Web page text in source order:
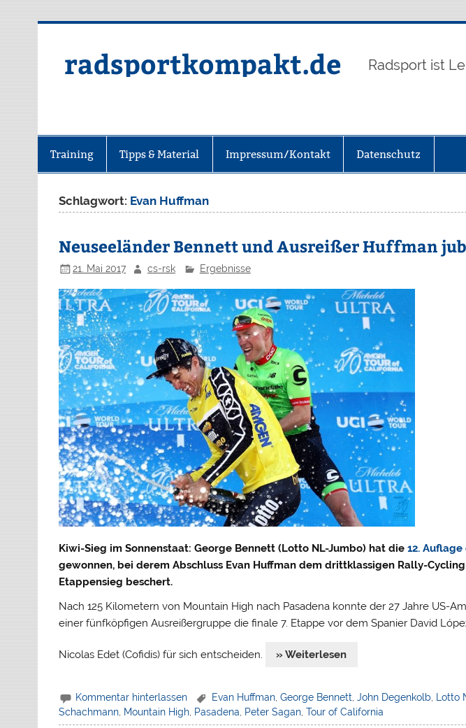
radsportkompakt.de Radsport ist
Training Tipps & Material Impressum/Kontakt Datenschutz
Schlagwort: Evan Huffman
Neuseeländer Bennett und Ausreißer Huffman
21. Mai 2017 cs-rsk Ergebnisse
Kiwi-Sieg im Sonnenstaat: George Bennett (Lotto NL-Jumbo) hat die12.
gewonnen, bei derem Abschluss Evan Huffman dem drittklassigen Rally-
Etappensieg beschert.
Nach 125 Kilometern von Mountain High nach Pasadena konnte der 27 Jahre US-
einer fünfköpfigen Ausreißergruppe die finale 7. Etappe vor dem Spanier David
Nicolas Edet (Cofidis) für sich entscheiden. » Weiterlesen
Kommentar hinterlassen Evan Huffman, George Bennett John Degenkolb Lotto
Schachmann, Mountain High, Pasadena, Peter Sagan,Tour of California